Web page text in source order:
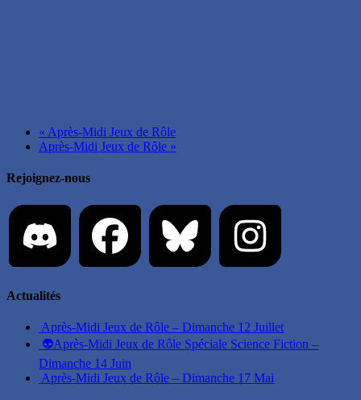
« Après-Midi Jeux de Rôle
Après-Midi Jeux de Rôle »
Rejoignez-nous
Actualités
Après-Midi Jeux de Rôle – Dimanche 12 Juillet
👽Après-Midi Jeux de Rôle Spéciale Science Fiction –
Dimanche 14 Juin
Après-Midi Jeux de Rôle – Dimanche 17 Mai